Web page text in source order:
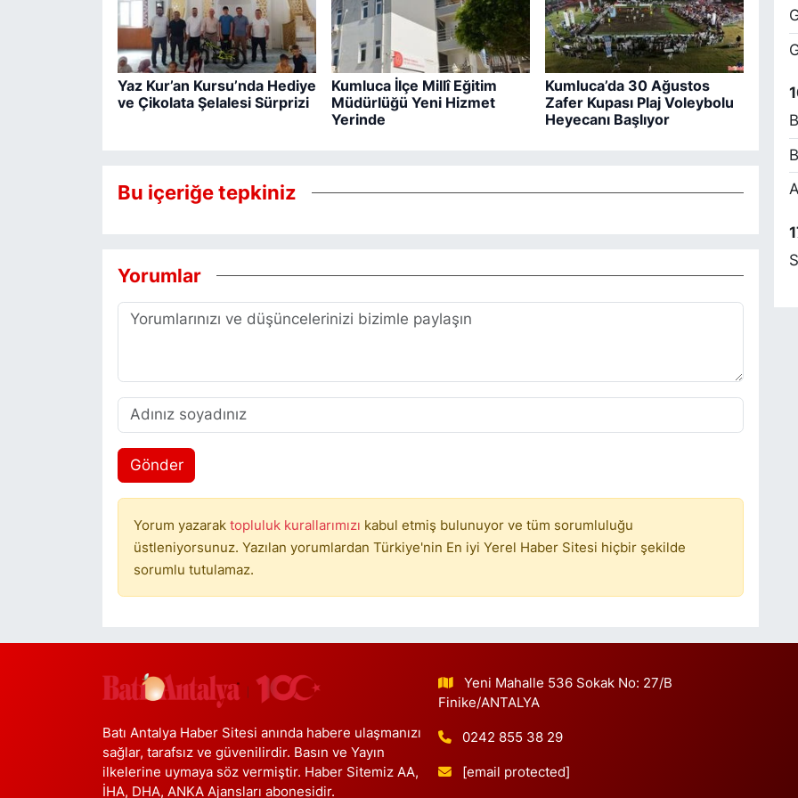
Yaz Kur’an Kursu’nda Hediye
ve Çikolata Şelalesi Sürprizi
Kumluca İlçe Millî Eğitim
Müdürlüğü Yeni Hizmet
Yerinde
Kumluca’da 30 Ağustos
Zafer Kupası Plaj Voleybolu
Heyecanı Başlıyor
Bu içeriğe tepkiniz
Yorumlar
Gönder
Yorum yazarak topluluk kurallarımızı kabul etmiş bulunuyor ve tüm sorumluluğu
üstleniyorsunuz. Yazılan yorumlardan Türkiye'nin En iyi Yerel Haber Sitesi hiçbir şekilde
sorumlu tutulamaz.
Batı Antalya Haber Sitesi anında habere ulaşmanızı
sağlar, tarafsız ve güvenilirdir. Basın ve Yayın
ilkelerine uymaya söz vermiştir. Haber Sitemiz AA,
İHA, DHA, ANKA Ajansları abonesidir.
Yeni Mahalle 536 Sokak No: 27/B
Finike/ANTALYA
0242 855 38 29
[email protected]